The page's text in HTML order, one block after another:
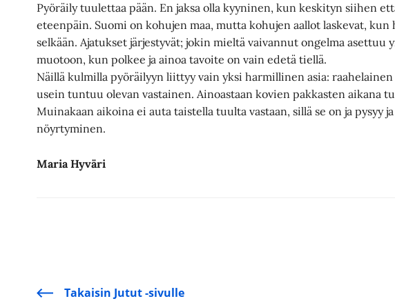
Pyöräily tuulettaa pään. En jaksa olla kyyninen, kun keskityn siihen
eteenpäin. Suomi on kohujen maa, mutta kohujen aallot laskevat, kun
selkään. Ajatukset järjestyvät; jokin mieltä vaivannut ongelma asettuu
muotoon, kun polkee ja ainoa tavoite on vain edetä tiellä.
Näillä kulmilla pyöräilyyn liittyy vain yksi harmillinen asia:
usein tuntuu olevan vastainen. Ainoastaan kovien pakkasten aikana
Muinakaan aikoina ei auta taistella tuulta vastaan, sillä se on ja pysyy
nöyrtyminen.
Maria Hyväri
Takaisin Jutut -sivulle